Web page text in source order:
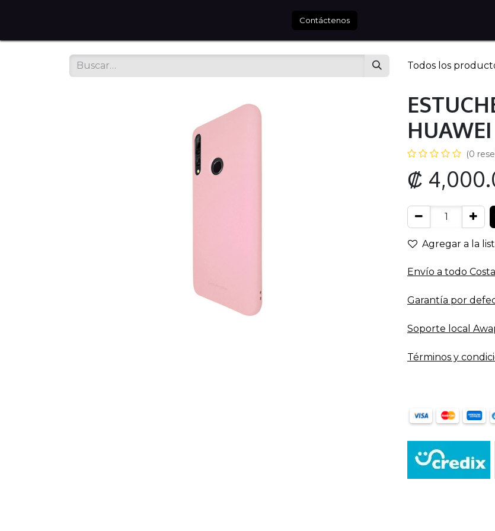
Contáctenos
Todos los
(0
₡
Agregar a la
Envío a todo​
Garantía por
Soporte local
Términos y